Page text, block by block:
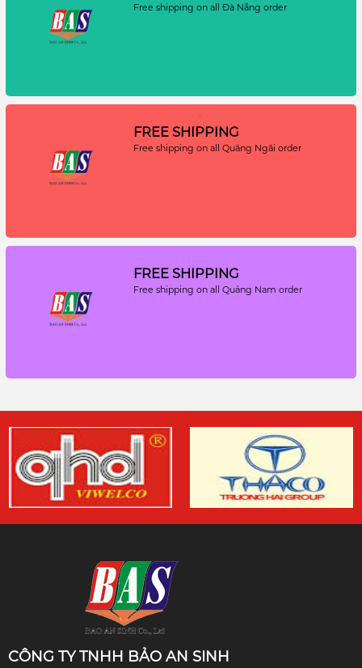
Free shipping on all Đà Nẵng order
FREE SHIPPING
Free shipping on all Quãng Ngãi order
FREE SHIPPING
Free shipping on all Quảng Nam order
CÔNG TY TNHH BẢO AN SINH